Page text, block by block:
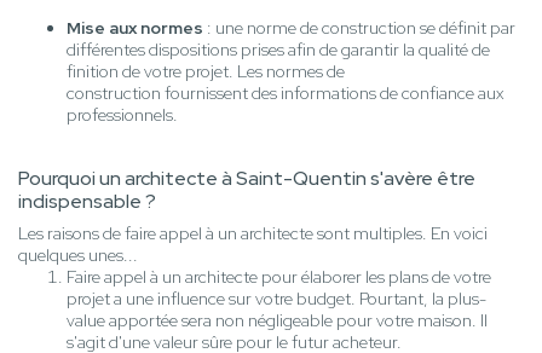
Mise aux normes : une norme de construction se définit par
différentes dispositions prises afin de garantir la qualité de
finition de votre projet. Les normes de
construction fournissent des informations de confiance aux
professionnels.
Pourquoi un architecte à Saint-Quentin s'avère être
indispensable ?
Les raisons de faire appel à un architecte sont multiples. En voici
quelques unes...
Faire appel à un architecte pour élaborer les plans de votre
projet a une influence sur votre budget. Pourtant, la plus-
value apportée sera non négligeable pour votre maison. Il
s'agit d'une valeur sûre pour le futur acheteur.